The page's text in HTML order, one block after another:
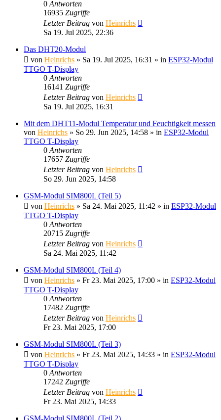
0 Antworten
16935 Zugriffe
Letzter Beitrag von Heinrichs
Sa 19. Jul 2025, 22:36
Das DHT20-Modul
von Heinrichs » Sa 19. Jul 2025, 16:31 » in ESP32-Modul
TTGO T-Display
0 Antworten
16141 Zugriffe
Letzter Beitrag von Heinrichs
Sa 19. Jul 2025, 16:31
Mit dem DHT11-Modul Temperatur und Feuchtigkeit messen
von Heinrichs » So 29. Jun 2025, 14:58 » in ESP32-Modul
TTGO T-Display
0 Antworten
17657 Zugriffe
Letzter Beitrag von Heinrichs
So 29. Jun 2025, 14:58
GSM-Modul SIM800L (Teil 5)
von Heinrichs » Sa 24. Mai 2025, 11:42 » in ESP32-Modul
TTGO T-Display
0 Antworten
20715 Zugriffe
Letzter Beitrag von Heinrichs
Sa 24. Mai 2025, 11:42
GSM-Modul SIM800L (Teil 4)
von Heinrichs » Fr 23. Mai 2025, 17:00 » in ESP32-Modul
TTGO T-Display
0 Antworten
17482 Zugriffe
Letzter Beitrag von Heinrichs
Fr 23. Mai 2025, 17:00
GSM-Modul SIM800L (Teil 3)
von Heinrichs » Fr 23. Mai 2025, 14:33 » in ESP32-Modul
TTGO T-Display
0 Antworten
17242 Zugriffe
Letzter Beitrag von Heinrichs
Fr 23. Mai 2025, 14:33
GSM-Modul SIM800L (Teil 2)